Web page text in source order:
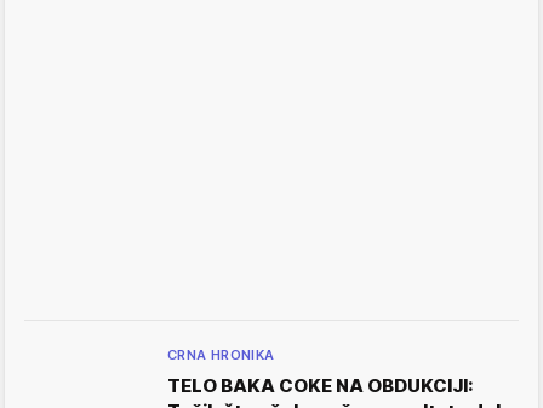
CRNA HRONIKA
TELO BAKA COKE NA OBDUKCIJI: